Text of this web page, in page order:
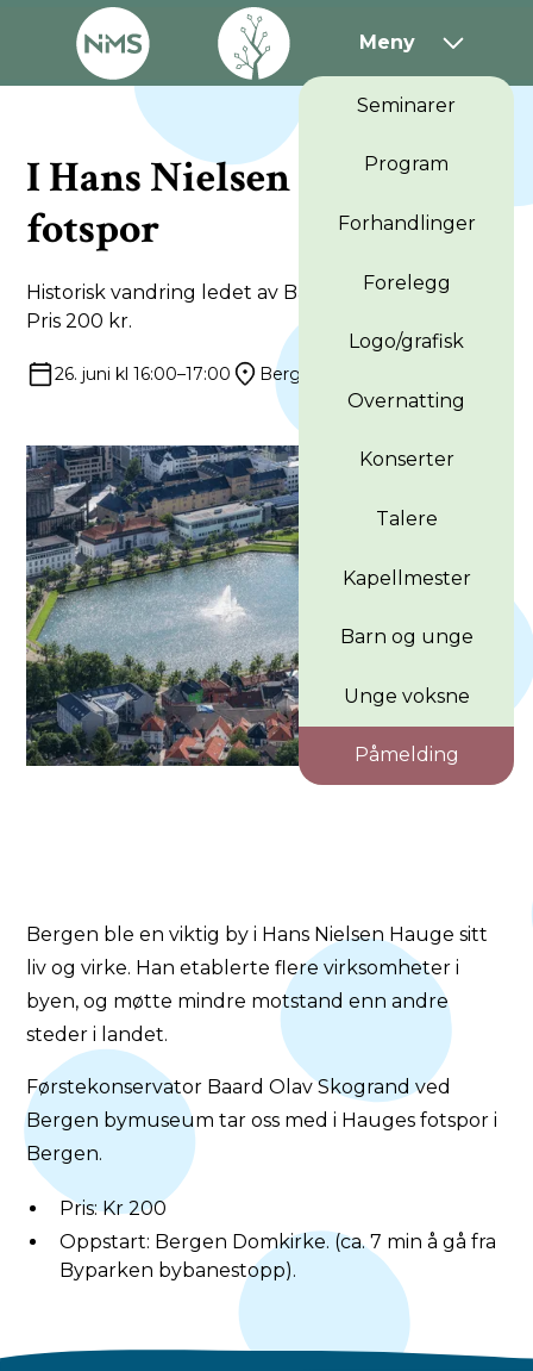
Meny
Seminarer
Program
Forhandlinger
Forelegg
Logo/grafisk
Overnatting
Konserter
Talere
Kapellmester
Barn og unge
Unge voksne
Påmelding
I Hans Nielsen Hauges
fotspor
Historisk vandring ledet av Baard Olav Skogrand.
Pris 200 kr.
26. juni kl 16:00–17:00 Bergen
Bergen ble en viktig by i Hans Nielsen Hauge sitt
liv og virke. Han etablerte flere virksomheter i
byen, og møtte mindre motstand enn andre
steder i landet.
Førstekonservator Baard Olav Skogrand ved
Bergen bymuseum tar oss med i Hauges fotspor i
Bergen.
Pris: Kr 200
Oppstart: Bergen Domkirke. (ca. 7 min å gå fra
Byparken bybanestopp).